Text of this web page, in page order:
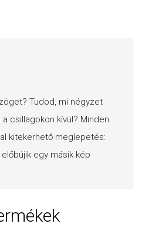
Tudod, mi négyzet
a csillagokon kívül? Minden
kitekerhető meglepetés:
egy másik kép